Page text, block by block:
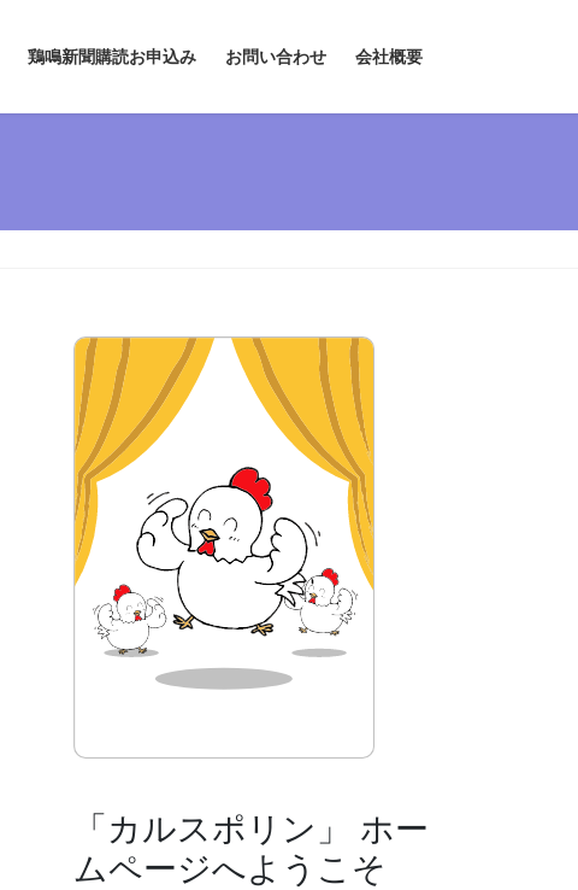
鶏鳴新聞購読お申込み お問い合わせ 会社概要
「カルスポリン」 ホー
ムページへようこそ